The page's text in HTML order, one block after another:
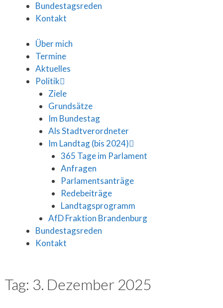
Bundestagsreden
Kontakt
Über mich
Termine
Aktuelles
Politik
Ziele
Grundsätze
Im Bundestag
Als Stadtverordneter
Im Landtag (bis 2024)
365 Tage im Parlament
Anfragen
Parlamentsanträge
Redebeiträge
Landtagsprogramm
AfD Fraktion Brandenburg
Bundestagsreden
Kontakt
Tag: 3. Dezember 2025